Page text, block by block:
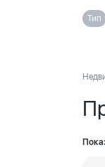
Тип